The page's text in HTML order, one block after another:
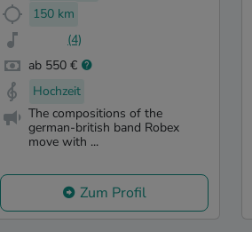
150 km
(4)
ab 550 €
Hochzeit
The compositions of the
german-british band Robex
move with ...
Zum Profil